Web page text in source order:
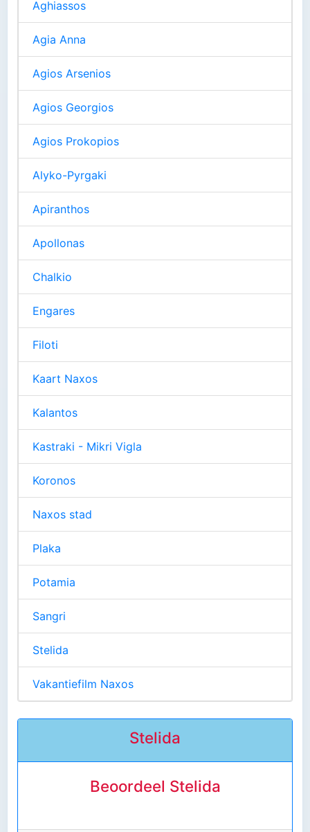
Aghiassos
Agia Anna
Agios Arsenios
Agios Georgios
Agios Prokopios
Alyko-Pyrgaki
Apiranthos
Apollonas
Chalkio
Engares
Filoti
Kaart Naxos
Kalantos
Kastraki - Mikri Vigla
Koronos
Naxos stad
Plaka
Potamia
Sangri
Stelida
Vakantiefilm Naxos
Stelida
Beoordeel Stelida